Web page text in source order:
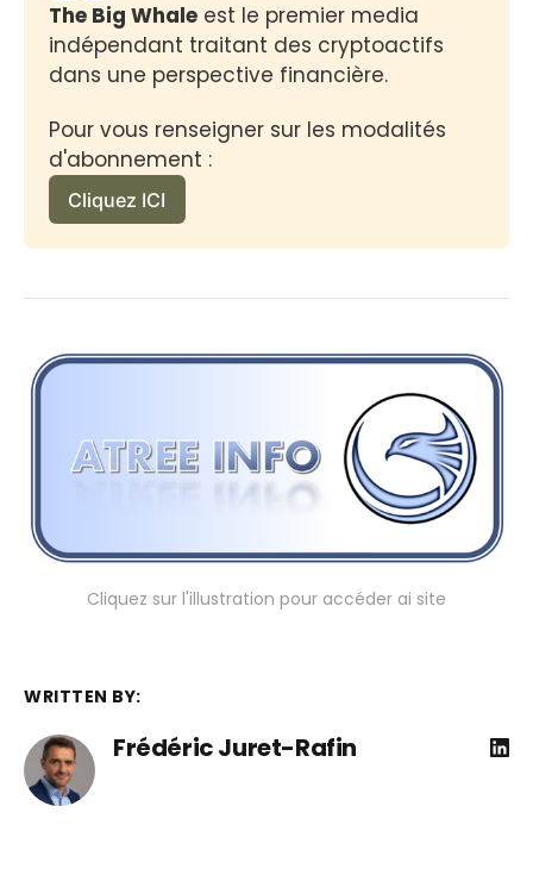
The Big Whale est le premier media
indépendant traitant des cryptoactifs
dans une perspective financière.
Pour vous renseigner sur les modalités
d'abonnement :
Cliquez ICI
Cliquez sur l'illustration pour accéder ai site
WRITTEN BY:
Frédéric Juret-Rafin